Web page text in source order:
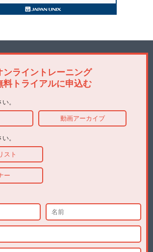
ンライントレーニング
料トライアルに申込む
。
動画アーカイブ
。
スト
ー